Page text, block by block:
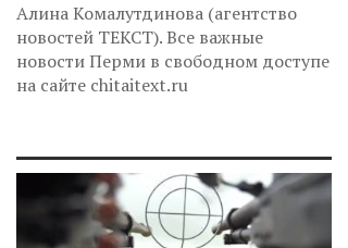
Алина Комалутдинова (агентство
новостей ТЕКСТ). Все важные
новости Перми в свободном доступе
на сайте chitaitext.ru